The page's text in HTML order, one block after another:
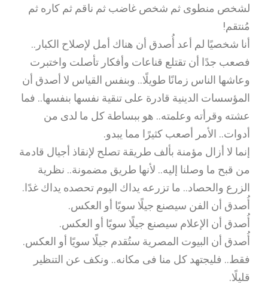
لشخص منطوى ثم شخص غاضب ثم ناقم ثم كاره ثم
مُنتقم!
أنا شخصيًا لم أعد أُصدق أن هناك أمل لإصلاح الكبار..
فصعب جدًا أن تقتلع قناعات وأفكار تأصلت واختبرت
وعاشها الناس زمانًا طويلًا.. وبنفس القياس لا أصدق أن
المؤسسات الدينية قادرة على تنقية نفسها بنفسها.. فما
عشته وقرأته وعلمته.. هو ببساطة كل ما لدى من
أدوات.. الأمر أصعب كثيرًا مما يبدو.
إنما لا أزال مؤمنة بألف طريقة تصلح لإنقاذ أجيال قادمة
من قبح ما وصلنا إليه.. لأنها طريق مضمونة.. نظرية
الزرع والحصاد.. ما تزرعه يداك اليوم تحصده يداك غدًا.
أُصدق أن الفن سيصنع جيلًا سويًا أو العكس.
أُصدق أن الإعلام سيصنع جيلًا سويًا أو العكس.
أُصدق أن البيوت المصرية ستُقدم جيلًا سويًا أو العكس.
فقط.. فليجتهد كل منا فى مكانه.. ونكف عن التنظير
قليلًا.